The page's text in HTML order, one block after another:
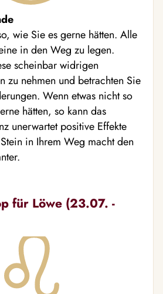
wie Sie es gerne hätten. Alle
in den Weg zu legen.
scheinbar widrigen
zu nehmen und betrachten Sie
Wenn etwas nicht so
hätten, so kann das
unerwartet positive Effekte
in Ihrem Weg macht den
für Löwe (23.07. -